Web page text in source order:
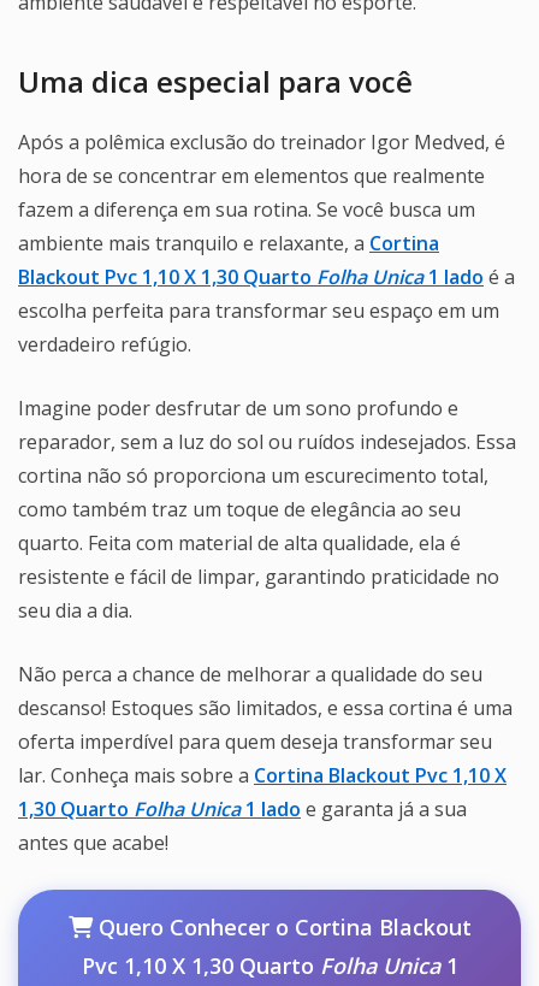
Uma dica especial para você
Após a polêmica exclusão do treinador Igor Medved, é
hora de se concentrar em elementos que realmente
fazem a diferença em sua rotina. Se você busca um
ambiente mais tranquilo e relaxante, a Cortina
Blackout Pvc 1,10 X 1,30 Quarto Folha Unica1 lado é a
escolha perfeita para transformar seu espaço em um
verdadeiro refúgio.
Imagine poder desfrutar de um sono profundo e
reparador, sem a luz do sol ou ruídos indesejados. Essa
cortina não só proporciona um escurecimento total,
como também traz um toque de elegância ao seu
quarto. Feita com material de alta qualidade, ela é
resistente e fácil de limpar, garantindo praticidade no
seu dia a dia.
Não perca a chance de melhorar a qualidade do seu
descanso! Estoques são limitados, e essa cortina é uma
oferta imperdível para quem deseja transformar seu
lar. Conheça mais sobre a Cortina Blackout Pvc 1,10 X
1,30 Quarto Folha Unica1 lado e garanta já a sua
antes que acabe!
Quero Conhecer o Cortina Blackout
Pvc 1,10 X 1,30 Quarto Folha Unica1